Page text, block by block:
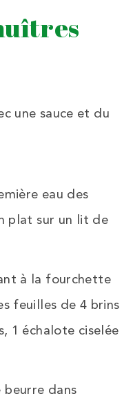
une sauce et du
eau des
plat sur un lit de
à la fourchette
feuilles de 4 brins
1 échalote ciselée
beurre dans